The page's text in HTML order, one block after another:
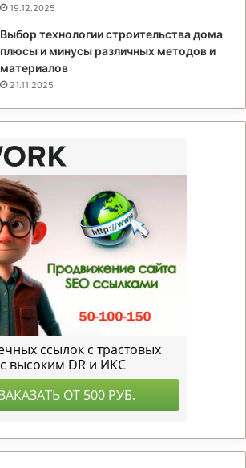
19.12.2025
Выбор технологии строительства дома
плюсы и минусы различных методов и
материалов
21.11.2025